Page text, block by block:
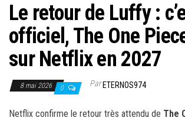
Le retour de Luffy :
officiel, The One
sur Netflix en 2027
8 mai 2026 0 ParETERNOS974
Netflix confirme le retour très attendu de The